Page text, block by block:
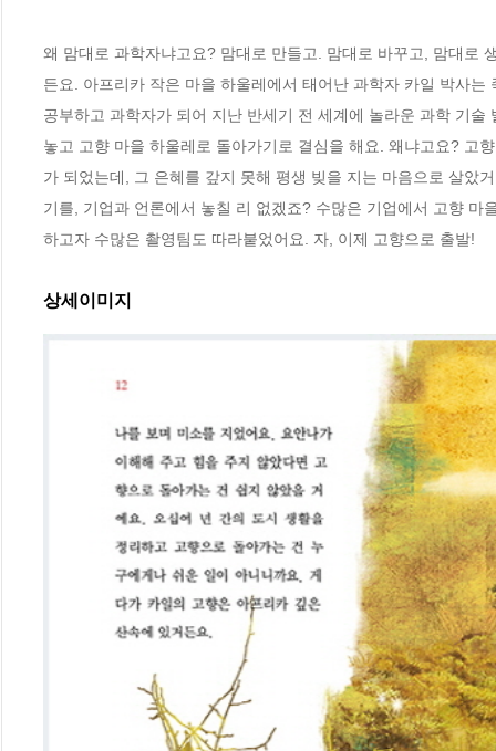
왜 맘대로 과학자냐고요? 맘대로 만들고. 맘대로 바꾸고, 맘대로
든요. 아프리카 작은 마을 하울레에서 태어난 과학자 카일 박사
공부하고 과학자가 되어 지난 반세기 전 세계에 놀라운 과학 기
놓고 고향 마을 하울레로 돌아가기로 결심을 해요. 왜냐고요? 고
가 되었는데, 그 은혜를 갚지 못해 평생 빚을 지는 마음으로 살았
기를, 기업과 언론에서 놓칠 리 없겠죠? 수많은 기업에서 고향
하고자 수많은 촬영팀도 따라붙었어요. 자, 이제 고향으로 출발!
상세이미지